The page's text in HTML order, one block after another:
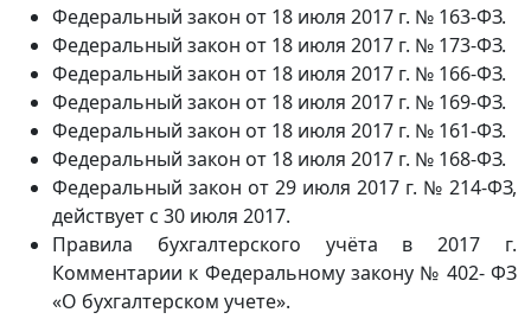
Федеральный закон от 18 июля 2017 г. № 163-ФЗ.
Федеральный закон от 18 июля 2017 г. № 173-ФЗ.
Федеральный закон от 18 июля 2017 г. № 166-ФЗ.
Федеральный закон от 18 июля 2017 г. № 169-ФЗ.
Федеральный закон от 18 июля 2017 г. № 161-ФЗ.
Федеральный закон от 18 июля 2017 г. № 168-ФЗ.
Федеральный закон от 29 июля 2017 г. № 214-ФЗ,
действует с 30 июля 2017.
Правила бухгалтерского учёта в 2017 г.
Комментарии к Федеральному закону № 402- ФЗ
«О бухгалтерском учете».